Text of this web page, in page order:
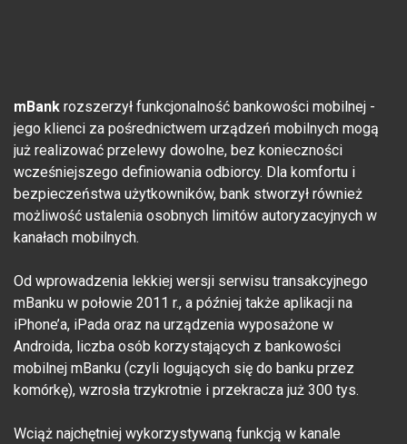
mBank rozszerzył funkcjonalność bankowości mobilnej -
jego klienci za pośrednictwem urządzeń mobilnych mogą
już realizować przelewy dowolne, bez konieczności
wcześniejszego definiowania odbiorcy. Dla komfortu i
bezpieczeństwa użytkowników, bank stworzył również
możliwość ustalenia osobnych limitów autoryzacyjnych w
kanałach mobilnych.
Od wprowadzenia lekkiej wersji serwisu transakcyjnego
mBanku w połowie 2011 r., a później także aplikacji na
iPhone’a, iPada oraz na urządzenia wyposażone w
Androida, liczba osób korzystających z bankowości
mobilnej mBanku (czyli logujących się do banku przez
komórkę), wzrosła trzykrotnie i przekracza już 300 tys.
Wciąż najchętniej wykorzystywaną funkcją w kanale